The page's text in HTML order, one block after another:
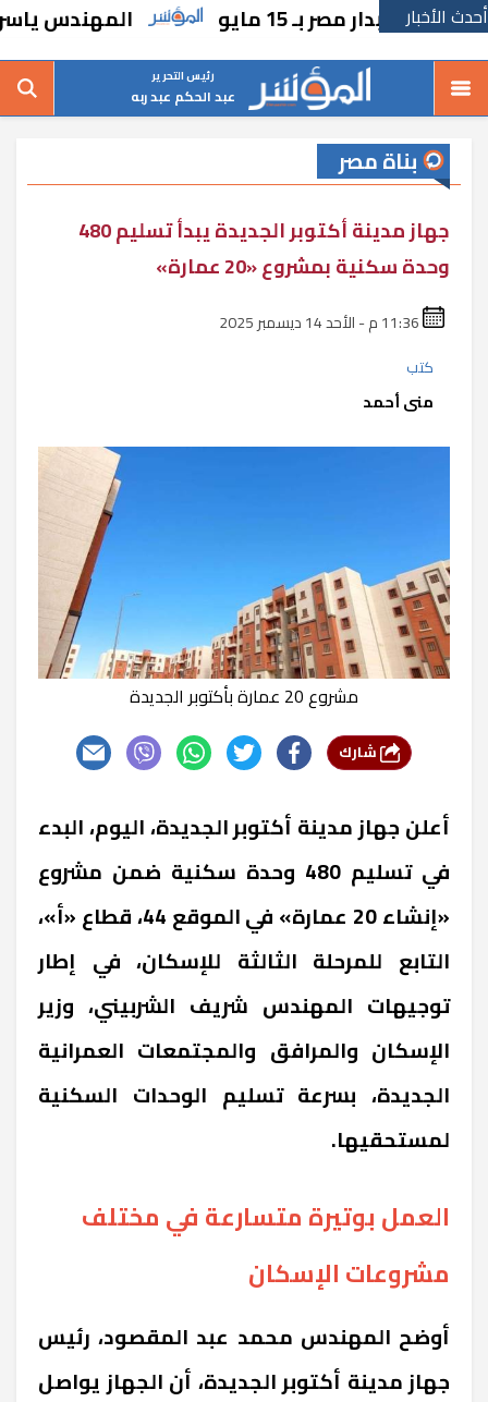
أحدث الأخبارمصر بـ 15 مايو المهندس ياسر عبد
رئيس التحرير
عبد الحكم عبد ربه
بناة مصر
جهاز مدينة أكتوبر الجديدة يبدأ تسليم 480
وحدة سكنية بمشروع «20 عمارة»
كتب
منى أحمد
مشروع 20 عمارة بأكتوبر الجديدة
أعلن جهاز مدينة أكتوبر الجديدة، اليوم، البدء
في تسليم 480 وحدة سكنية ضمن مشروع
«إنشاء 20 عمارة» في الموقع 44، قطاع «أ»،
التابع للمرحلة الثالثة للإسكان، في إطار
توجيهات المهندس شريف الشربيني، وزير
الإسكان والمرافق والمجتمعات العمرانية
الجديدة، بسرعة تسليم الوحدات السكنية
لمستحقيها.
العمل بوتيرة متسارعة في مختلف
مشروعات الإسكان
أوضح المهندس محمد عبد المقصود، رئيس
جهاز مدينة أكتوبر الجديدة، أن الجهاز يواصل